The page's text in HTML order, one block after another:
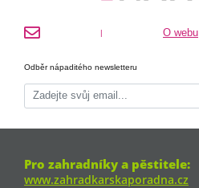
| O webu
Odběr nápaditého newsletteru
Pro zahradníky a pěstitele:
www.zahradkarskaporadna.cz